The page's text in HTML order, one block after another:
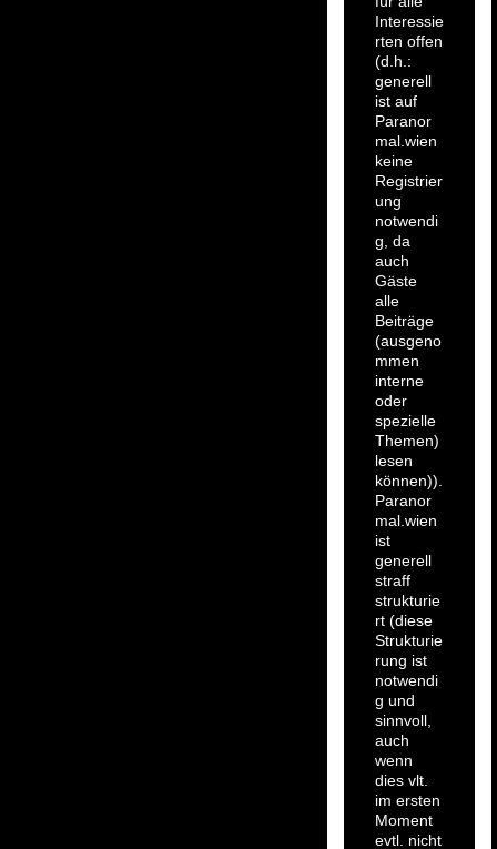
Interessie
rten offen
(d.h.:
generell
ist auf
Paranor
mal.wien
keine
Registrier
ung
notwendi
g, da
auch
Gäste
alle
Beiträge
(ausgeno
mmen
interne
oder
spezielle
Themen)
lesen
können)).
Paranor
mal.wien
ist
generell
straff
strukturie
rt (diese
Strukturie
rung ist
notwendi
g und
sinnvoll,
auch
wenn
dies vlt.
im ersten
Moment
evtl. nicht